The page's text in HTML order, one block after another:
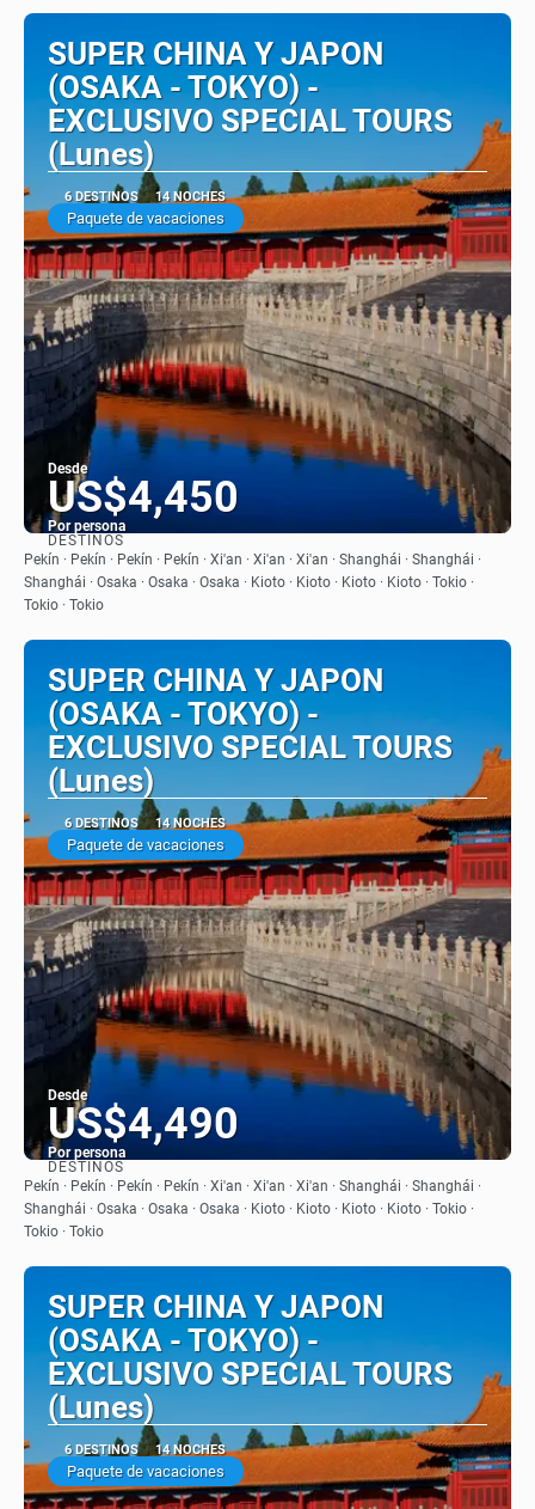
SUPER CHINA Y JAPON
(OSAKA - TOKYO) -
EXCLUSIVO SPECIAL TOURS
(Lunes)
6 DESTINOS 14 NOCHES
Paquete de vacaciones
Desde
US$4,450
Por persona
Ver
DESTINOS
Pekín · Pekín · Pekín · Pekín · Xi'an · Xi'an · Xi'an · Shanghái · Shanghái ·
Shanghái · Osaka · Osaka · Osaka · Kioto · Kioto · Kioto · Kioto · Tokio ·
Tokio · Tokio
SUPER CHINA Y JAPON
(OSAKA - TOKYO) -
EXCLUSIVO SPECIAL TOURS
(Lunes)
6 DESTINOS 14 NOCHES
Paquete de vacaciones
Desde
US$4,490
Por persona
Ver
DESTINOS
Pekín · Pekín · Pekín · Pekín · Xi'an · Xi'an · Xi'an · Shanghái · Shanghái ·
Shanghái · Osaka · Osaka · Osaka · Kioto · Kioto · Kioto · Kioto · Tokio ·
Tokio · Tokio
SUPER CHINA Y JAPON
(OSAKA - TOKYO) -
EXCLUSIVO SPECIAL TOURS
(Lunes)
6 DESTINOS 14 NOCHES
Paquete de vacaciones